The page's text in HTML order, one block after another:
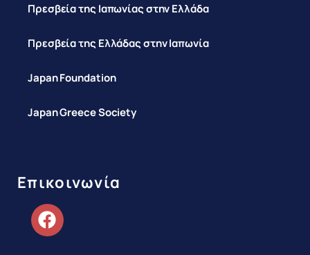
Πρεσβεία της Ιαπωνίας στην Ελλάδα
Πρεσβεία της Ελλάδας στην Ιαπωνία
Japan Foundation
Japan Greece Society
Επικοινωνία